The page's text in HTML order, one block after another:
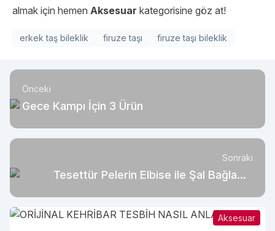
almak için hemen Aksesuar kategorisine göz at!
erkek taş bileklik firuze taşı firuze taşı bileklik
Önceki
Gece Kampı İçin 3 Ürün
Sonraki
Tesettür Pelerin Elbise ile Şal Bağlama
Aksesuar